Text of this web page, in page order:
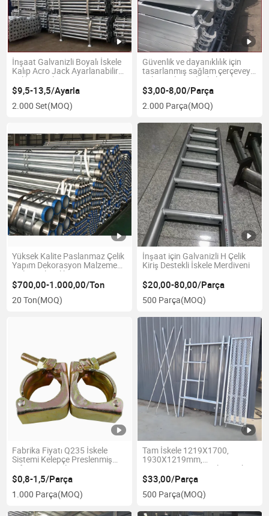
İnşaat Galvanizli Boyalı İskele
Kalıp Acro Jack Ayarlanabilir
Çelik Destek
$9,5-13,5/Ayarla
2.000 Set(MOQ)
Güvenlik ve dayanıklılık için
tasarlanmış sağlam çerçeveye
sahip galvanizli iskele tahtası
$3,00-8,00/Parça
2.000 Parça(MOQ)
Yüksek Kalite Paslanmaz Çelik
Yapım Dekorasyon Malzemesi
Galvanizli Çelik Boru
Fabrikadan
$700,00-1.000,00/Ton
20 Ton(MOQ)
İnşaat için Galvanizli H Çelik
Kiriş Destekli İskele Merdiveni
$20,00-80,00/Parça
500 Parça(MOQ)
Fabrika Fiyatı Q235 İskele
Sistemi Kelepçe Preslenmiş
Çift Dönme Kelepçesi
$0,8-1,5/Parça
1.000 Parça(MOQ)
Tam İskele 1219X1700,
1930X1219mm,
1219X914mm Metal Destek
Çerçevesi için İnşaat
$33,00/Parça
500 Parça(MOQ)